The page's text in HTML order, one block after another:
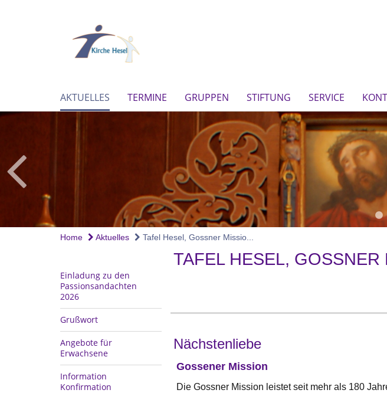
AKTUELLES TERMINE GRUPPEN STIFTUNG SERVICE
Home Aktuelles Tafel Hesel, Gossner Missio...
Einladung zu den
Passionsandachten
2026
Grußwort
Angebote für
Erwachsene
Information
Konfirmation
TAFEL HESEL,
Nächstenliebe
Gossener Mission
Die Gossner Mission leistet seit mehr als 180